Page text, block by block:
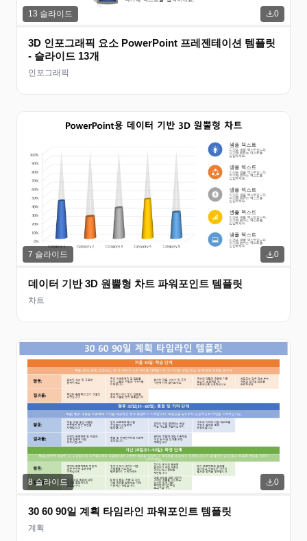
13 슬라이드 0
3D 인포그래픽 요소 PowerPoint 프레젠테이션 템플릿
- 슬라이드 13개
인포그래픽
7 슬라이드 0
데이터 기반 3D 원뿔형 차트 파워포인트 템플릿
차트
8 슬라이드 0
30 60 90일 계획 타임라인 파워포인트 템플릿
계획